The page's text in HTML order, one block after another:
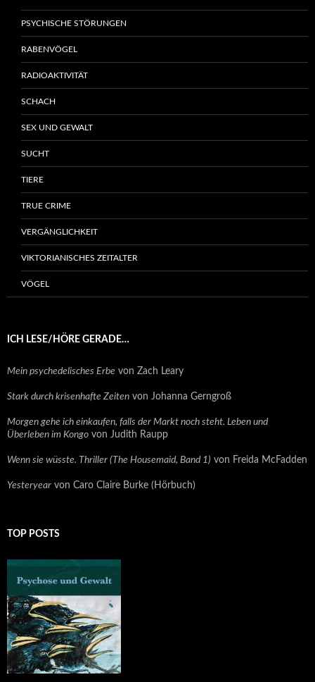
PSYCHISCHE STÖRUNGEN
RABENVÖGEL
RADIOAKTIVITÄT
SCHACH
SEX UND GEWALT
SUCHT
TIERE
TRUE CRIME
VERGÄNGLICHKEIT
VIKTORIANISCHES ZEITALTER
VÖGEL
ICH LESE/HÖRE GERADE…
Mein psychedelisches Erbe von Zach Leary
Stark durch krisenhafte Zeiten von Johanna Gerngroß
Morgen gehe ich einkaufen, falls der Markt noch steht. Leben und
Überleben im Kongo von Judith Raupp
Wenn sie wüsste. Thriller (The Housemaid, Band 1) von Freida McFadden
Yesteryear von Caro Claire Burke (Hörbuch)
TOP POSTS